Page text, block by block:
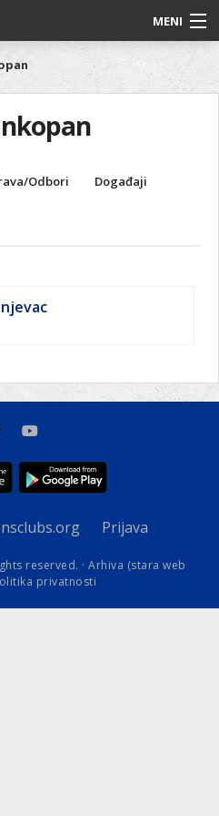
MENI
Odbori Događaji
Prijava
reserved. · Arhiva (stara web
privatnosti